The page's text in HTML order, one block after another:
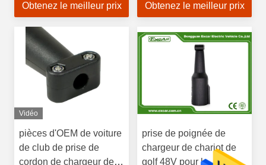
câbles 101802101
Obtenez le meilleur prix
101802101 de chargeur
Obtenez le meilleur prix
Vidéo
pièces d'OEM de voiture
de club de prise de
cordon de chargeur de
prise de poignée de
chargeur de chariot de
golf 48V pour le